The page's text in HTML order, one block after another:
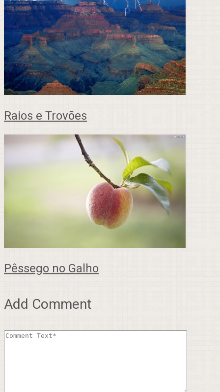
Raios e Trovões
Pêssego no Galho
Add Comment